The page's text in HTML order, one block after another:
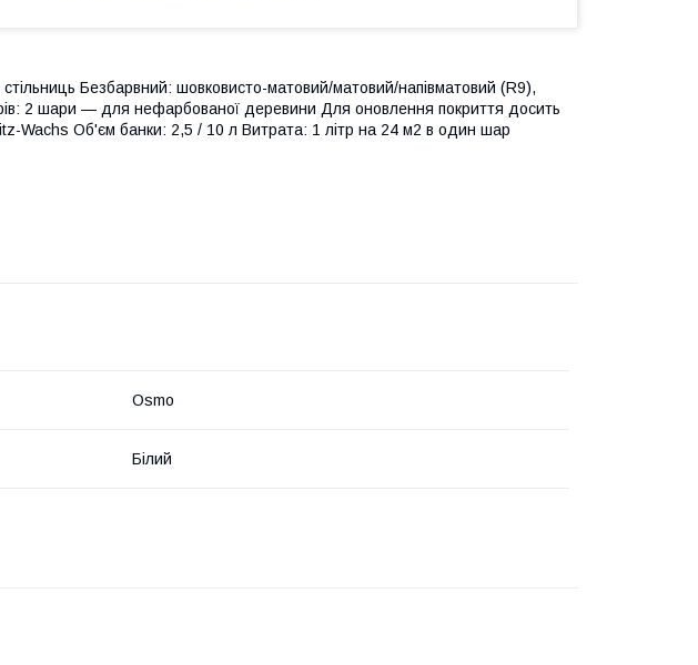
стільниць Безбарвний: шовковисто-матовий/матовий/напівматовий (R9),
2 шари — для нефарбованої деревини Для оновлення покриття досить
Wachs Об'єм банки: 2,5 / 10 л Витрата: 1 літр на 24 м2 в один шар
Osmo
Білий